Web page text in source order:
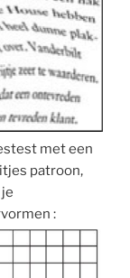
met een
patroon,
: